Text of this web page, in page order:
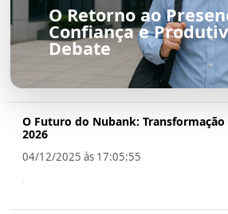
O Retorno ao
Confiança e
Debate
O Futuro do Nubank: Transformação
2026
04/12/2025 às 17:05:55